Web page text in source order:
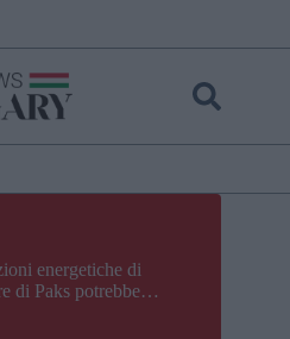
energetiche di
di Paks potrebbe